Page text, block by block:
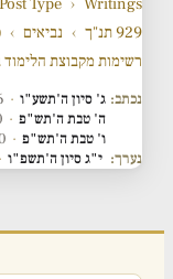
929 תנ"ך
› נביאים ›
רשימות מקבוצת
נכתב: ג' סיון ה'תשע"ו ·
ה' טבת ה'תש"פ ·
ו' טבת ה'תש"פ ·
נערך: י"ג סיון ה'תשפ"ו ·